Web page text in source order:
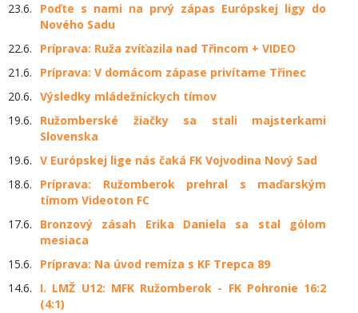
23.6.
Poďte s nami na prvý zápas Európskej ligy do
Nového Sadu
22.6.
Príprava: Ruža zvíťazila nad Třincom + VIDEO
21.6.
Príprava: V domácom zápase privítame Třinec
20.6. Výsledky mládežníckych tímov
19.6.
Ružomberské žiačky sa stali majsterkami
Slovenska
19.6. V Európskej lige nás čaká FK Vojvodina Nový Sad
18.6.
Príprava: Ružomberok prehral s maďarským
tímom Videoton FC
17.6.
Bronzový zásah Erika Daniela sa stal gólom
mesiaca
15.6.
Príprava: Na úvod remíza s KF Trepca 89
14.6.
I. LMŽ U12: MFK Ružomberok - FK Pohronie 16:2
(4:1)